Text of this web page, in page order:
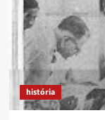
história